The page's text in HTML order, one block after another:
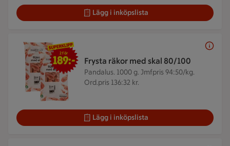
Lägg i inköpslista
Frysta räkor med skal 80/100
Pandalus. 1000 g. Jmfpris 94:50/kg.
Ord.pris 136:32 kr.
2 för 189 kr
2 för
189:-
Lägg i inköpslista